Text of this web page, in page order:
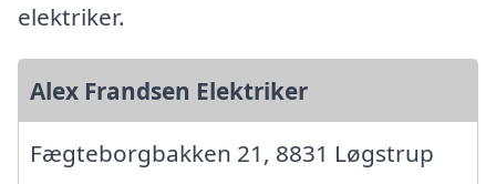
elektriker.
Alex Frandsen Elektriker
Fægteborgbakken 21, 8831 Løgstrup